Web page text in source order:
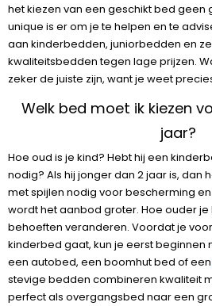
het kiezen van een geschikt bed geen
unique is er om je te helpen en te
aan kinderbedden, juniorbedden en
kwaliteitsbedden tegen lage prijzen.
zeker de juiste zijn, want je weet
Welk bed moet ik kiezen
jaar?
Hoe oud is je kind? Hebt hij een
nodig? Als hij jonger dan 2 jaar is, dan
met spijlen nodig voor bescherming
wordt het aanbod groter. Hoe ouder je
behoeften veranderen. Voordat je
kinderbed gaat, kun je eerst beginnen
een autobed, een boomhut bed of een
stevige bedden combineren kwaliteit
perfect als overgangsbed naar een